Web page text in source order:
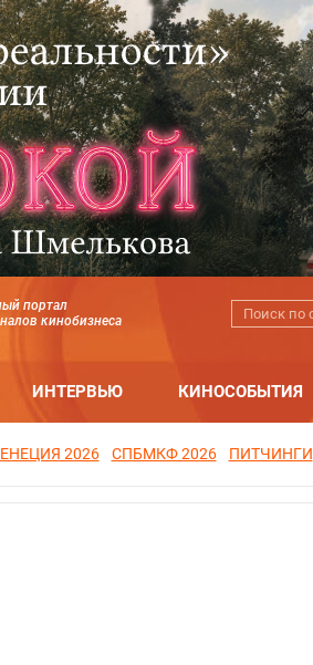
портал
кинобизнеса
ИНТЕРВЬЮ КИНОСОБЫТИЯ
2026 СПБМКФ 2026 ПИТЧИНГИ